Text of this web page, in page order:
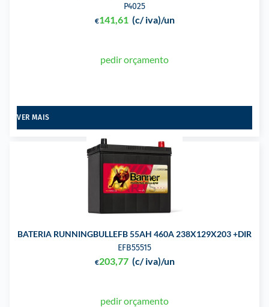
P4025
€141,61 (c/ iva)/un
pedir orçamento
VER MAIS
BATERIA RUNNINGBULLEFB 55AH 460A 238X129X203 +DIR
EFB55515
€203,77 (c/ iva)/un
pedir orçamento